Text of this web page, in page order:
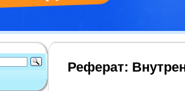
Реферат: